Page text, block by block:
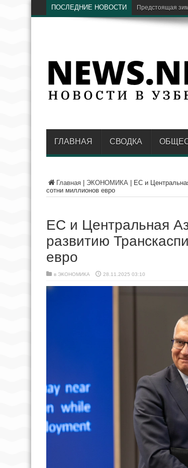
ПОСЛЕДНИЕ НОВОСТИ Бывший хоким
ГЛАВНАЯ СВОДКА
Главная ЭКОНОМИКА
ЕС и
сотни миллионов евро
ЕС и Центральная
развитию
евро
в ЭКОНОМИКА 28.11.2025 03:10